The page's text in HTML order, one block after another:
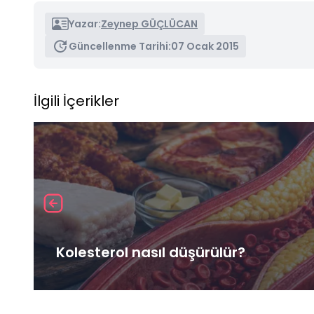
Yazar:Zeynep GÜÇLÜCAN
Güncellenme Tarihi:07 Ocak 2015
İlgili İçerikler
Kolesterol nasıl düşürülür?